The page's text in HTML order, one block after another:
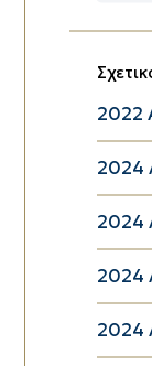
2022
2024
2024
2024
2024